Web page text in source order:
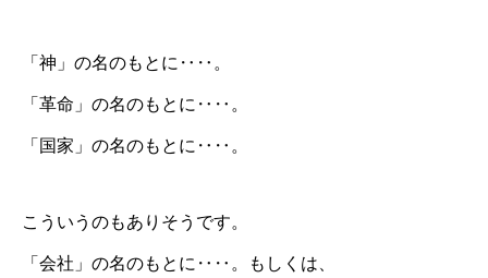
「神」の名のもとに‥‥。
「革命」の名のもとに‥‥。
「国家」の名のもとに‥‥。
こういうのもありそうです。
「会社」の名のもとに‥‥。もしくは、